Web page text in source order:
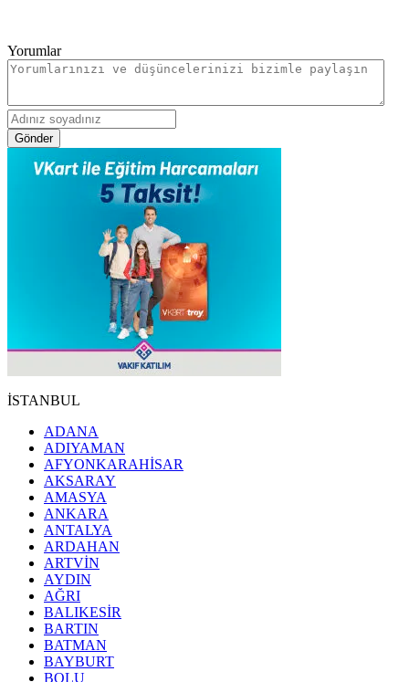
Yorumlar
Gönder
İSTANBUL
ADANA
ADIYAMAN
AFYONKARAHİSAR
AKSARAY
AMASYA
ANKARA
ANTALYA
ARDAHAN
ARTVİN
AYDIN
AĞRI
BALIKESİR
BARTIN
BATMAN
BAYBURT
BOLU